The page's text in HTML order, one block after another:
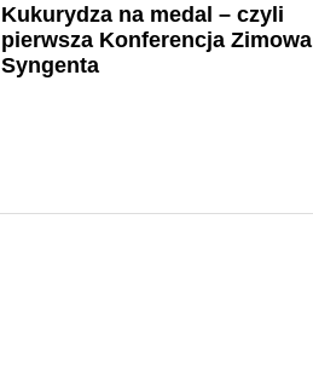
Kukurydza na medal – czyli
pierwsza Konferencja Zimowa
Syngenta